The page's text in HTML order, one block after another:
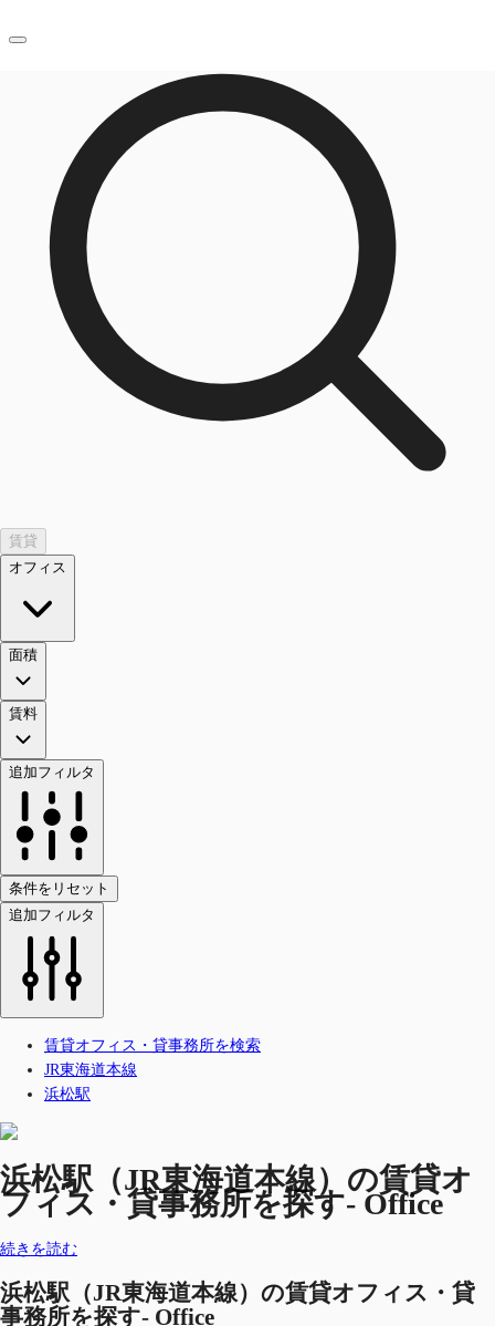
オフィス・事務所
倉庫・物流センター
地図検索
記事
仲介会社様はこちらへ
お気に入り
お電話
賃貸
オフィス
面積
賃料
追加フィルタ
条件をリセット
追加フィルタ
賃貸オフィス・貸事務所を検索
JR東海道本線
浜松駅
浜松駅（JR東海道本線）の賃貸オ
フィス・貸事務所を探す- Office
続きを読む
浜松駅（JR東海道本線）の賃貸オフィス・貸
事務所を探す- Office